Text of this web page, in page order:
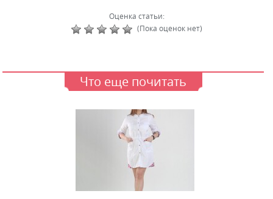
Оценка статьи:
(Пока оценок нет)
Что еще почитать